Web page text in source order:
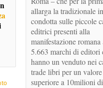
allarga la tradizionale
condotta sulle piccole
editrici presenti alla
manifestazione
5.663 marchi di editori
hanno un venduto nei
trade libri per un
superiore a 10milioni